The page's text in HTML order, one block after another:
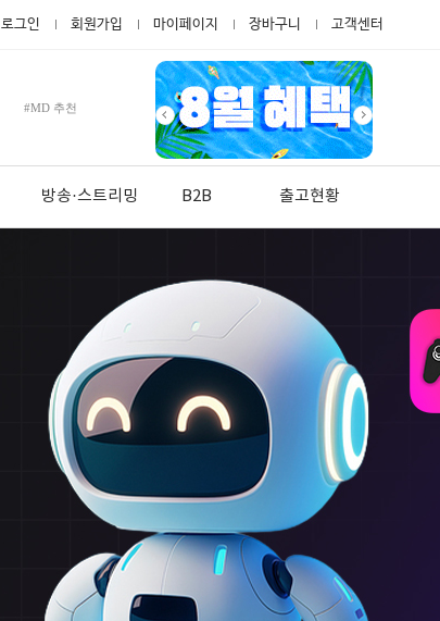
로그인 회원가입 마이페이지 장바구니 고객센터
#MD 추천
방송·스트리밍 B2B 출고현황